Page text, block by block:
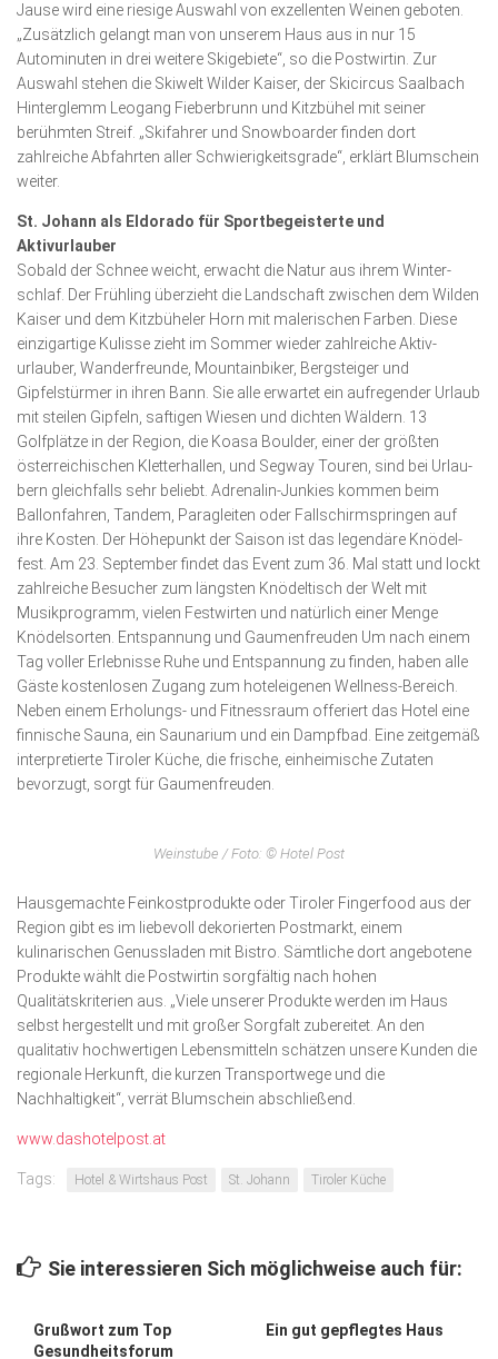
Jause wird eine riesige Auswahl von exzellenten Weinen geboten.
„Zusätzlich gelangt man von unserem Haus aus in nur 15
Autominuten in drei weitere Skigebiete“, so die Postwirtin. Zur
Auswahl stehen die Skiwelt Wilder Kaiser, der Skicircus Saalbach
Hinterglemm Leogang Fieberbrunn und Kitzbühel mit seiner
berühmten Streif. „Skifahrer und Snowboar­der finden dort
zahlreiche Abfahrten aller Schwierigkeitsgrade“, erklärt Blumschein
weiter.
St. Johann als Eldorado für Sportbegeisterte und
Aktivurlauber
Sobald der Schnee weicht, erwacht die Natur aus ihrem Winter­
schlaf. Der Frühling überzieht die Landschaft zwischen dem Wilden
Kaiser und dem Kitzbüheler Horn mit malerischen Farben. Diese
einzigartige Kulisse zieht im Sommer wieder zahlreiche Aktiv­
urlauber, Wanderfreunde, Mountainbiker, Bergstei­ger und
Gipfelstürmer in ihren Bann. Sie alle erwartet ein aufregender Urlaub
mit steilen Gipfeln, saftigen Wiesen und dichten Wäldern. 13
Golfplätze in der Region, die Koasa Boulder, einer der größten
österreichischen Kletterhallen, und Segway Touren, sind bei Urlau­
bern gleichfalls sehr beliebt. Adrenalin-Junkies kommen beim
Ballonfahren, Tandem, Paragleiten oder Fall­schirm­springen auf
ihre Kosten. Der Höhepunkt der Saison ist das legendäre Knödel­
fest. Am 23. September findet das Event zum 36. Mal statt und lockt
zahlreiche Besucher zum längsten Knödeltisch der Welt mit
Musikprogramm, vielen Festwirten und natürlich einer Menge
Knödelsorten. Entspannung und Gaumenfreuden Um nach einem
Tag voller Erlebnisse Ruhe und Entspannung zu finden, haben alle
Gäste kostenlosen Zugang zum hoteleigenen Wellness-Bereich.
Neben einem Erholungs- und Fitnessraum offeriert das Hotel eine
finnische Sauna, ein Saunarium und ein Dampfbad. Eine zeitgemäß
interpretierte Tiroler Küche, die frische, einheimische Zutaten
bevorzugt, sorgt für Gaumen­freuden.
Weinstube / Foto: © Hotel Post
Hausgemachte Feinkostprodukte oder Tiroler Finger­food aus der
Region gibt es im liebevoll dekorierten Postmarkt, einem
kulinarischen Genussladen mit Bistro. Sämtliche dort angebotene
Produkte wählt die Postwirtin sorgfältig nach hohen
Qualitätskriterien aus. „Viele unserer Produkte werden im Haus
selbst hergestellt und mit großer Sorgfalt zubereitet. An den
qualitativ hochwertigen Lebensmitteln schätzen unsere Kunden die
regionale Herkunft, die kurzen Transportwege und die
Nachhaltigkeit“, verrät Blumschein abschließend.
www.dashotelpost.at
Tags: Hotel & Wirtshaus Post St. Johann Tiroler Küche
Sie interessieren Sich möglichweise auch für:
Grußwort zum Top
Gesundheitsforum
Ein gut gepflegtes Haus